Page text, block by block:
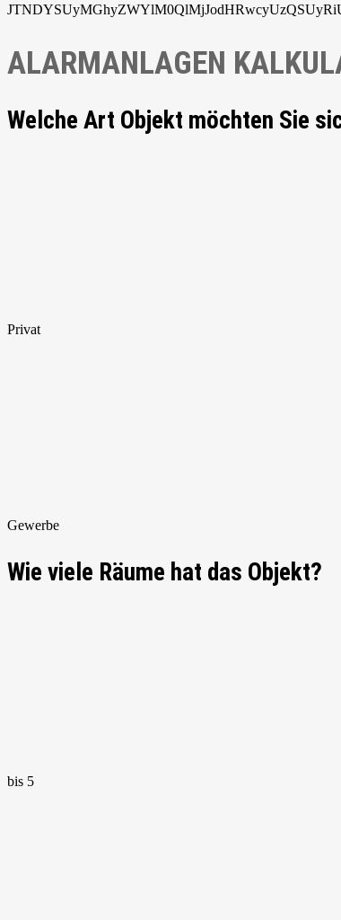
ALARMANLAGEN
Welche Art Objekt möchten Sie
Privat
Gewerbe
Wie viele Räume hat das Objekt?
bis 5